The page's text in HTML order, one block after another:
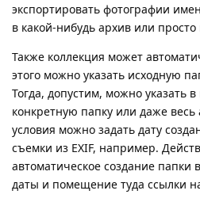
экспортировать фотографии
в какой-нибудь архив или просто
Также коллекция может
этого можно указать исходную
Тогда, допустим, можно указать
конкретную папку или даже весь
условия можно задать дату
съемки из EXIF, например.
автоматическое создание папки
даты и помещение туда ссылки